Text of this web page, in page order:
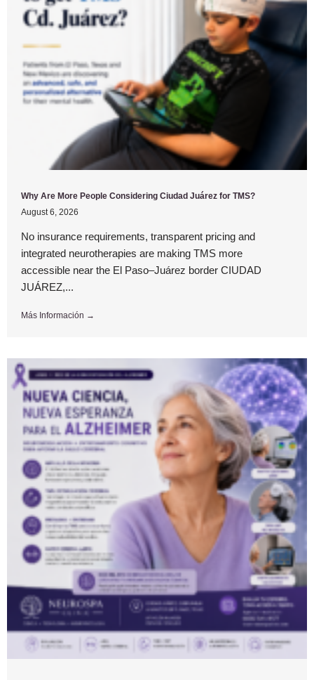
Why Are More People Considering Ciudad Juárez for TMS?
August 6, 2026
No insurance requirements, transparent pricing and
integrated neurotherapies are making TMS more
accessible near the El Paso–Juárez border CIUDAD
JUÁREZ,...
Más Información →